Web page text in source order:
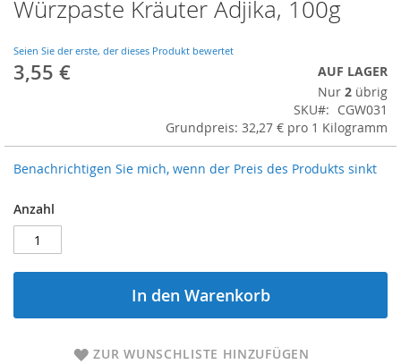
Würzpaste Kräuter Adjika, 100g
Seien Sie der erste, der dieses Produkt bewertet
3,55 €
AUF LAGER
Nur 2 übrig
SKU
CGW031
Grundpreis: 32,27 € pro 1 Kilogramm
Benachrichtigen Sie mich, wenn der Preis des Produkts sinkt
Anzahl
In den Warenkorb
ZUR WUNSCHLISTE HINZUFÜGEN